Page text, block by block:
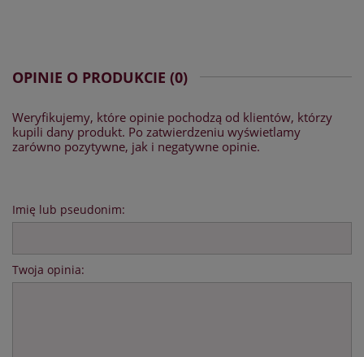
OPINIE O PRODUKCIE (0)
Weryfikujemy, które opinie pochodzą od klientów, którzy
kupili dany produkt. Po zatwierdzeniu wyświetlamy
zarówno pozytywne, jak i negatywne opinie.
Imię lub pseudonim:
Twoja opinia: